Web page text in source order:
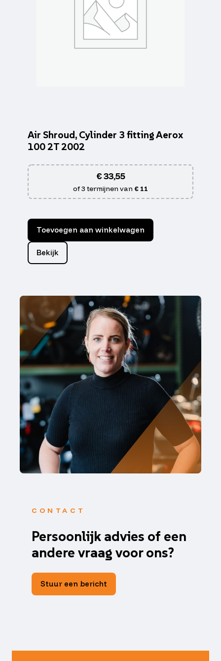
Air Shroud, Cylinder 3 fitting Aerox
100 2T 2002
€33,55
of 3 termijnen van € 11
Toevoegen aan winkelwagen
Bekijk
CONTACT
Persoonlijk advies of een
andere vraag voor ons?
Stuur een bericht